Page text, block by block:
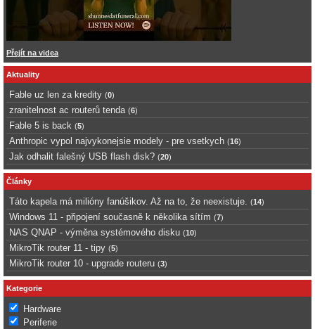
Přejít na videa
Aktuality
Fable uz len za kredity (0)
zranitelnost ac routerů tenda (6)
Fable 5 is back (5)
Anthropic vypol najvykonejsie modely - pre vsetkych (16)
Jak odhalit falešný USB flash disk? (20)
Články
Táto kapela má milióny fanúšikov. Až na to, že neexistuje. (14)
Windows 11 - připojení současně k několika sítím (7)
NAS QNAP - výměna systémového disku (10)
MikroTik router 11 - tipy (5)
MikroTik router 10 - upgrade routeru (3)
Kategorie
Hardware
Periferie